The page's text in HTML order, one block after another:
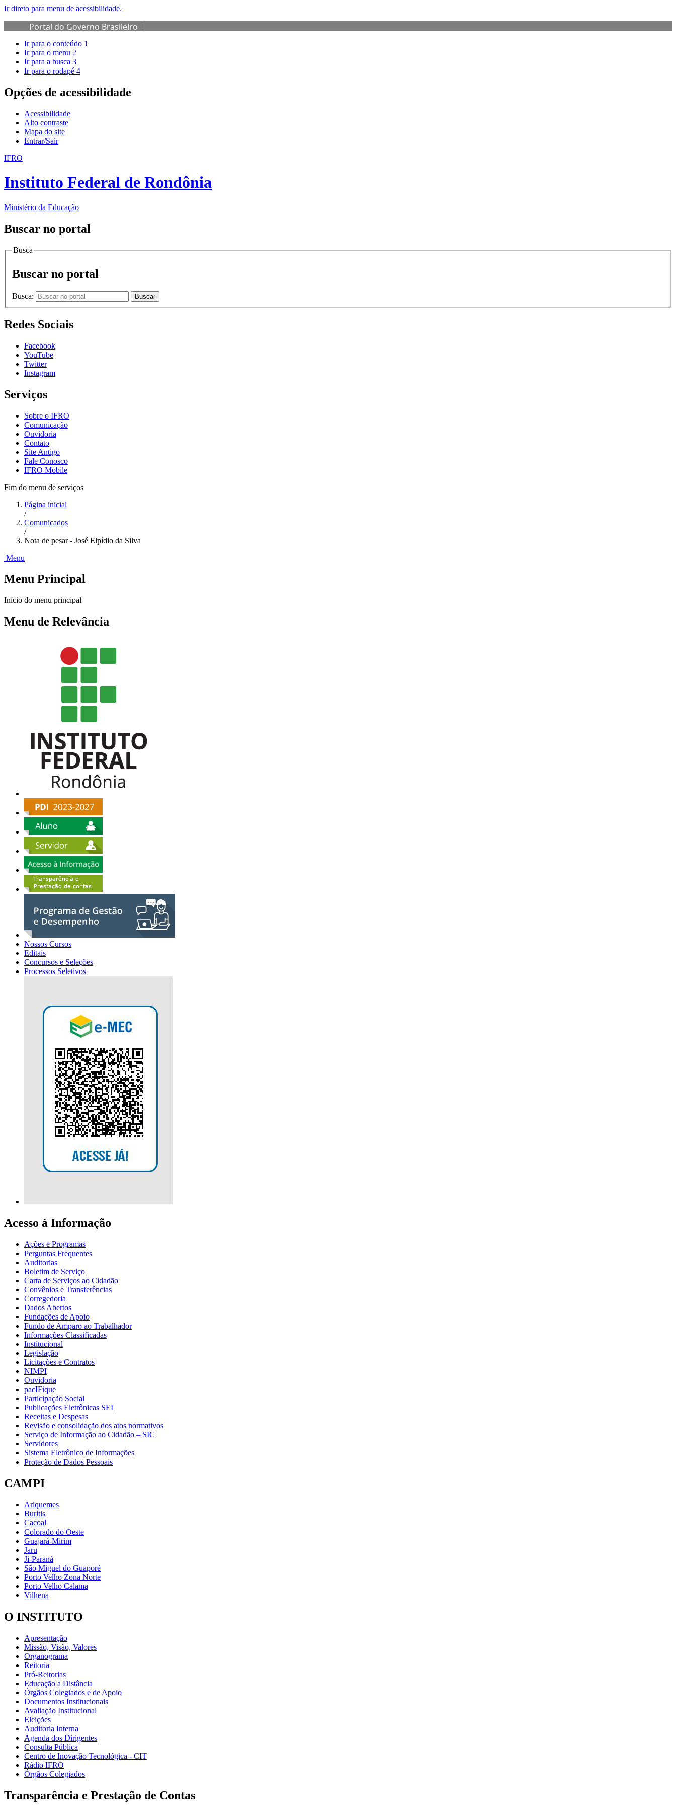
Ir direto para menu de acessibilidade.
Portal do Governo Brasileiro
Ir para o conteúdo 1
Ir para o menu 2
Ir para a busca 3
Ir para o rodapé 4
Opções de acessibilidade
Acessibilidade
Alto contraste
Mapa do site
Entrar/Sair
IFRO
Instituto Federal de Rondônia
Ministério da Educação
Buscar no portal
Busca
Buscar no portal
Busca: Buscar
Redes Sociais
Facebook
YouTube
Twitter
Instagram
Serviços
Sobre o IFRO
Comunicação
Ouvidoria
Contato
Site Antigo
Fale Conosco
IFRO Mobile
Fim do menu de serviços
Página inicial
/
Comunicados
/
Nota de pesar - José Elpídio da Silva
Menu
Menu Principal
Início do menu principal
Menu de Relevância
Nossos Cursos
Editais
Concursos e Seleções
Processos Seletivos
Acesso à Informação
Ações e Programas
Perguntas Frequentes
Auditorias
Boletim de Serviço
Carta de Serviços ao Cidadão
Convênios e Transferências
Corregedoria
Dados Abertos
Fundações de Apoio
Fundo de Amparo ao Trabalhador
Informações Classificadas
Institucional
Legislação
Licitações e Contratos
NIMPI
Ouvidoria
pacIFique
Participação Social
Publicações Eletrônicas SEI
Receitas e Despesas
Revisão e consolidação dos atos normativos
Serviço de Informação ao Cidadão – SIC
Servidores
Sistema Eletrônico de Informações
Proteção de Dados Pessoais
CAMPI
Ariquemes
Buritis
Cacoal
Colorado do Oeste
Guajará-Mirim
Jaru
Ji-Paraná
São Miguel do Guaporé
Porto Velho Zona Norte
Porto Velho Calama
Vilhena
O INSTITUTO
Apresentação
Missão, Visão, Valores
Organograma
Reitoria
Pró-Reitorias
Educação a Distância
Órgãos Colegiados e de Apoio
Documentos Institucionais
Avaliação Institucional
Eleições
Auditoria Interna
Agenda dos Dirigentes
Consulta Pública
Centro de Inovação Tecnológica - CIT
Rádio IFRO
Órgãos Colegiados
Transparência e Prestação de Contas